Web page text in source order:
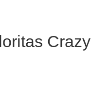
Crazy